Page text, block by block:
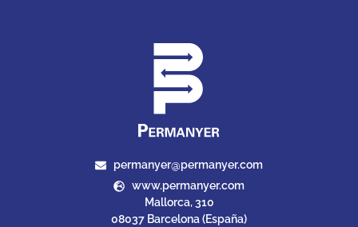
permanyer@permanyer.com
www.permanyer.com
Mallorca, 310
08037 Barcelona (España)